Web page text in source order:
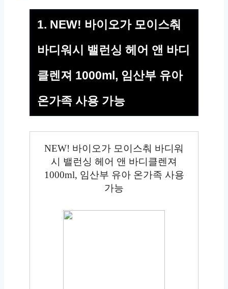
1. NEW! 바이오가 모이스춰
바디워시 밸런싱 헤어 앤 바디
클렌져 1000ml, 임산부 유아
온가족 사용 가능
NEW! 바이오가 모이스춰 바디워
시 밸런싱 헤어 앤 바디클렌져
1000ml, 임산부 유아 온가족 사용
가능